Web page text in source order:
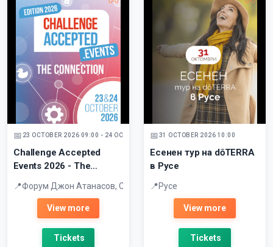
23 OCTOBER 2026 09:00 - 24 OCTOBER 2026
Challenge Accepted
Events 2026 - The
Форум Джон Атанасов, София Тех Парк
View more
Tickets
31 OCTOBER 2026 10:00
Есенен тур на dōTERRA
в Русе
Русе
View more
Tickets